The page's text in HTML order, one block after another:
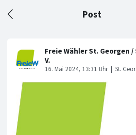
Post